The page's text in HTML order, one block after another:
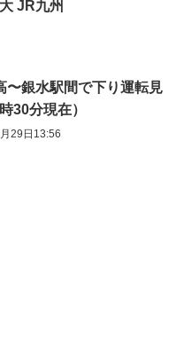
JR九州
〜銀水駅間で下り運転見
30分現在）
29日13:56